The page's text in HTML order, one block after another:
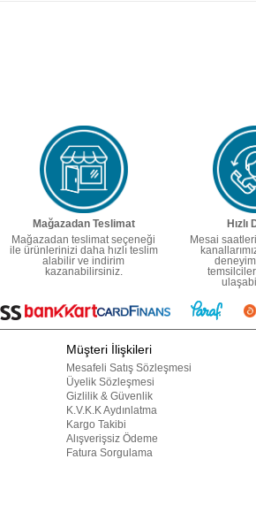
Mağazadan Teslimat
Mağazadan teslimat seçeneği
ile ürünlerinizi daha hızlı teslim
alabilir ve indirim
kazanabilirsiniz.
Hızlı
Mesai
Müşteri İlişkileri
Mesafeli Satış Sözleşmesi
Üyelik Sözleşmesi
Gizlilik & Güvenlik
K.V.K.K Aydınlatma
Kargo Takibi
Alışverişsiz Ödeme
Fatura Sorgulama